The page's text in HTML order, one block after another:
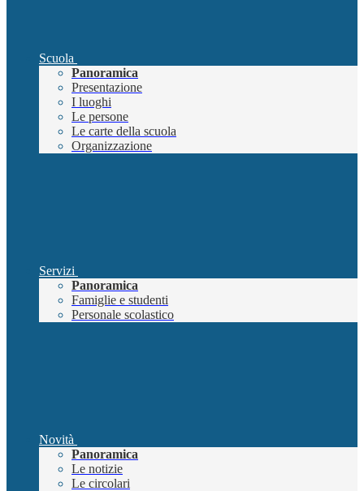
Scuola
Panoramica
Presentazione
I luoghi
Le persone
Le carte della scuola
Organizzazione
Servizi
Panoramica
Famiglie e studenti
Personale scolastico
Novità
Panoramica
Le notizie
Le circolari